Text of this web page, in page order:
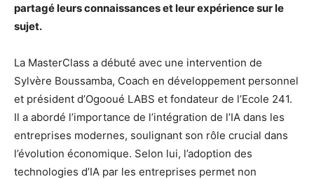
partagé leurs connaissances et leur expérience sur le
sujet.
La MasterClass a débuté avec une intervention de
Sylvère Boussamba, Coach en développement personnel
et président d’Ogooué LABS et fondateur de l’Ecole 241.
Il a abordé l’importance de l’intégration de l’IA dans les
entreprises modernes, soulignant son rôle crucial dans
l’évolution économique. Selon lui, l’adoption des
technologies d’IA par les entreprises permet non